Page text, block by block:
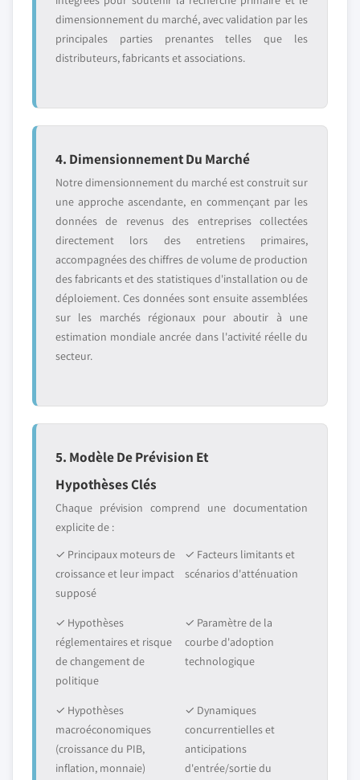
dimensionnement du marché, avec validation par les
principales parties prenantes telles que les
distributeurs, fabricants et associations.
4. Dimensionnement Du Marché
Notre dimensionnement du marché est construit sur
une approche ascendante, en commençant par les
données de revenus des entreprises collectées
directement lors des entretiens primaires,
accompagnées des chiffres de volume de production
des fabricants et des statistiques d'installation ou de
déploiement. Ces données sont ensuite assemblées
sur les marchés régionaux pour aboutir à une
estimation mondiale ancrée dans l'activité réelle du
secteur.
5. Modèle De Prévision Et
Hypothèses Clés
Chaque prévision comprend une documentation
explicite de :
✓ Principaux moteurs de
croissance et leur impact
supposé
✓ Facteurs limitants et
scénarios d'atténuation
✓ Hypothèses
réglementaires et risque
de changement de
politique
✓ Paramètre de la
courbe d'adoption
technologique
✓ Hypothèses
macroéconomiques
(croissance du PIB,
inflation, monnaie)
✓ Dynamiques
concurrentielles et
anticipations
d'entrée/sortie du